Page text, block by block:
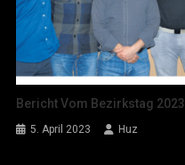
Bericht Vom Bezirkstag 2023
5. April 2023 Huz